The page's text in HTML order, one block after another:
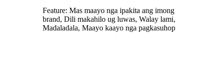
Feature: Mas maayo nga ipakita ang imong
brand, Dili makahilo ug luwas, Walay lami,
Madaladala, Maayo kaayo nga pagkasuhop